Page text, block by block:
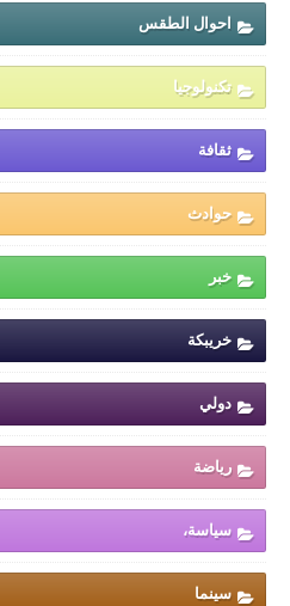
احوال الطقس
تكنولوجيا
ثقافة
حوادث
خبر
خريبكة
دولي
رياضة
سياسة،
سينما